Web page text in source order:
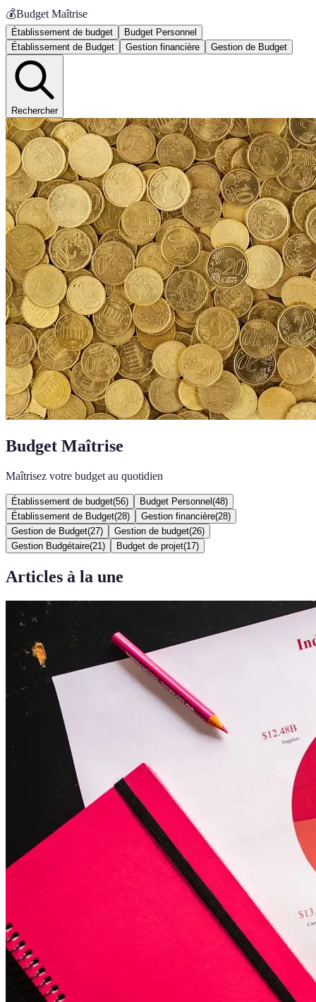
💰Budget Maîtrise
Établissement de budget
Budget Personnel
Établissement de Budget
Gestion financière Gestion de Budget
Rechercher
Budget Maîtrise
Maîtrisez votre budget au quotidien
Établissement de budget(56) Budget Personnel (48)
Établissement de Budget(28) Gestion financière(28)
Gestion de Budget(27) Gestion de budget(26)
Gestion Budgétaire(21 ) Budget de projet(17)
Articles à la une